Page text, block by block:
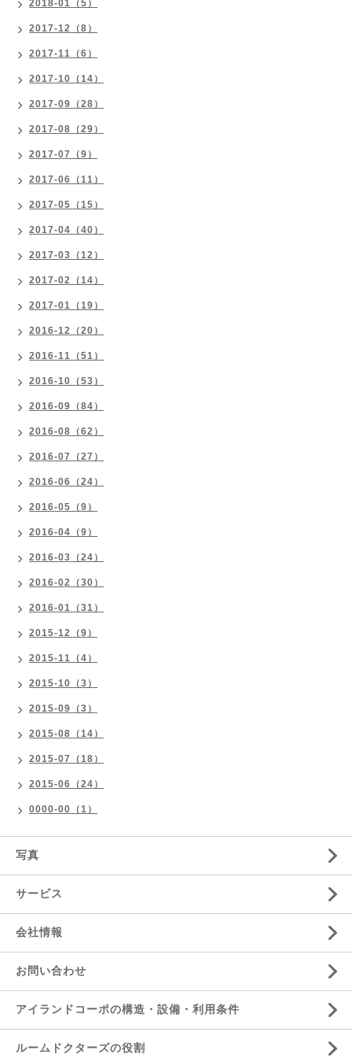
2018-01（5）
2017-12（8）
2017-11（6）
2017-10（14）
2017-09（28）
2017-08（29）
2017-07（9）
2017-06（11）
2017-05（15）
2017-04（40）
2017-03（12）
2017-02（14）
2017-01（19）
2016-12（20）
2016-11（51）
2016-10（53）
2016-09（84）
2016-08（62）
2016-07（27）
2016-06（24）
2016-05（9）
2016-04（9）
2016-03（24）
2016-02（30）
2016-01（31）
2015-12（9）
2015-11（4）
2015-10（3）
2015-09（3）
2015-08（14）
2015-07（18）
2015-06（24）
0000-00（1）
写真
サービス
会社情報
お問い合わせ
アイランドコーポの構造・設備・利用条件
ルームドクターズの役割